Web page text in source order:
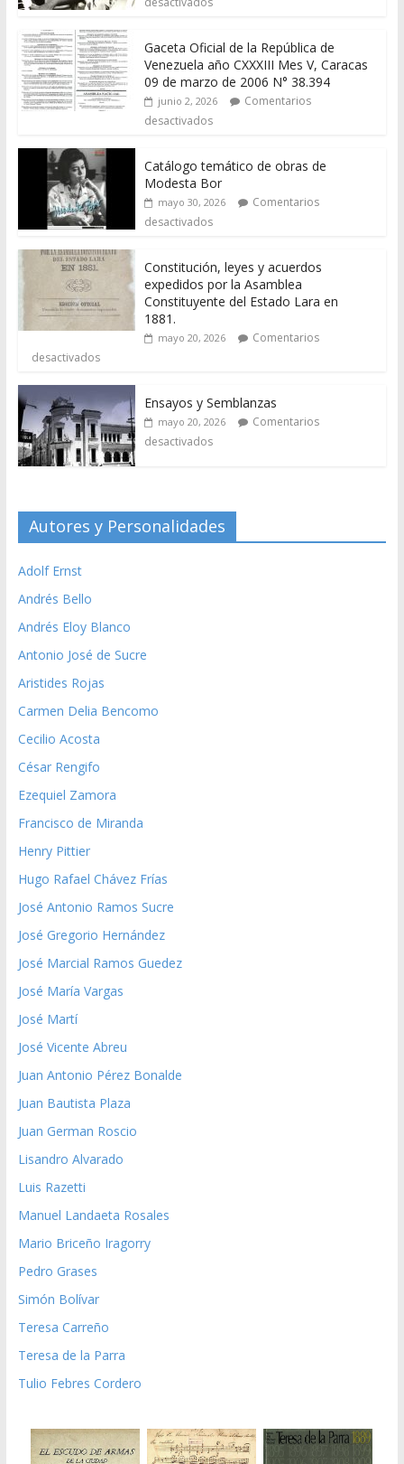
Gaceta Oficial de la República de
Venezuela año CXXXIII Mes V, Caracas
09 de marzo de 2006 N° 38.394
junio 2, 2026
Comentarios
desactivados
Catálogo temático de obras de
Modesta Bor
mayo 30, 2026
Comentarios
desactivados
Constitución, leyes y acuerdos
expedidos por la Asamblea
Constituyente del Estado Lara en
1881.
mayo 20, 2026
Comentarios
desactivados
Ensayos y Semblanzas
mayo 20, 2026
Comentarios
desactivados
Autores y Personalidades
Adolf Ernst
Andrés Bello
Andrés Eloy Blanco
Antonio José de Sucre
Aristides Rojas
Carmen Delia Bencomo
Cecilio Acosta
César Rengifo
Ezequiel Zamora
Francisco de Miranda
Henry Pittier
Hugo Rafael Chávez Frías
José Antonio Ramos Sucre
José Gregorio Hernández
José Marcial Ramos Guedez
José María Vargas
José Martí
José Vicente Abreu
Juan Antonio Pérez Bonalde
Juan Bautista Plaza
Juan German Roscio
Lisandro Alvarado
Luis Razetti
Manuel Landaeta Rosales
Mario Briceño Iragorry
Pedro Grases
Simón Bolívar
Teresa Carreño
Teresa de la Parra
Tulio Febres Cordero